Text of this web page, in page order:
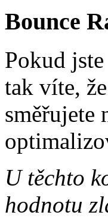
Bounce
Pokud
tak víte,
směřujete
U těchto
hodnotu